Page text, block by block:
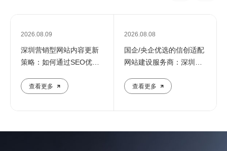
2026.08.09
深圳营销型网站内容更新
策略：如何通过SEO优化
查看更多
2026.08.08
国企/央企优选的信创适配
网站建设服务商：深圳定
查看更多